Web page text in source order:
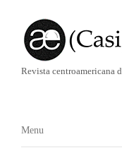
Revista centroamericana
Menú
Menu